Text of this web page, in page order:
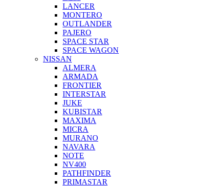
LANCER
MONTERO
OUTLANDER
PAJERO
SPACE STAR
SPACE WAGON
NISSAN
ALMERA
ARMADA
FRONTIER
INTERSTAR
JUKE
KUBISTAR
MAXIMA
MICRA
MURANO
NAVARA
NOTE
NV400
PATHFINDER
PRIMASTAR